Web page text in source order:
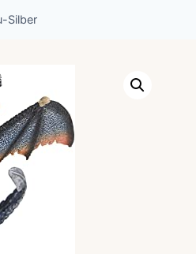
Silber